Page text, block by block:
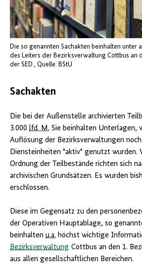
Die so genannten Sachakten beinhalten
des Leiters der Bezirksverwaltung Cottbus an
der SED. Quelle: BStU
Sachakten
Die bei der Außenstelle archivierten
3.000 lfd. M. Sie beinhalten Unterlagen,
Auflösung der Bezirksverwaltungen
Diensteinheiten "aktiv" genutzt wurden.
Ordnung der Teilbestände richten sich
archivischen Grundsätzen. Es wurden
erschlossen.
Diese im Gegensatz zu den
der Operativen Hauptablage, so
beinhalten u.a. höchst wichtige
Bezirksverwaltung Cottbus an den 1.
aus allen gesellschaftlichen Bereichen.